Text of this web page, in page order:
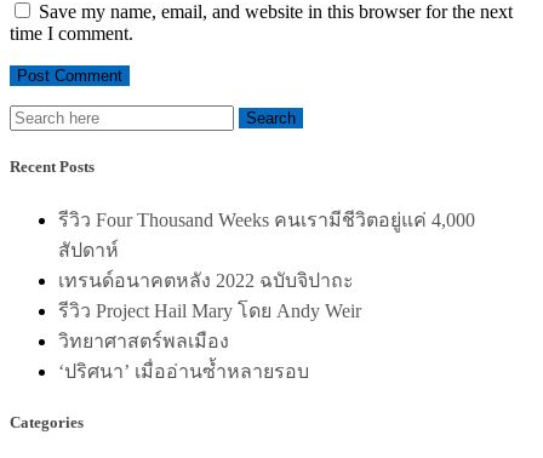
Save my name, email, and website in this browser for the next
time I comment.
Recent Posts
รีวิว Four Thousand Weeks คนเรามีชีวิตอยู่แค่ 4,000
สัปดาห์
เทรนด์อนาคตหลัง 2022 ฉบับจิปาถะ
รีวิว Project Hail Mary โดย Andy Weir
วิทยาศาสตร์พลเมือง
‘ปริศนา’ เมื่ออ่านซ้ำหลายรอบ
Categories